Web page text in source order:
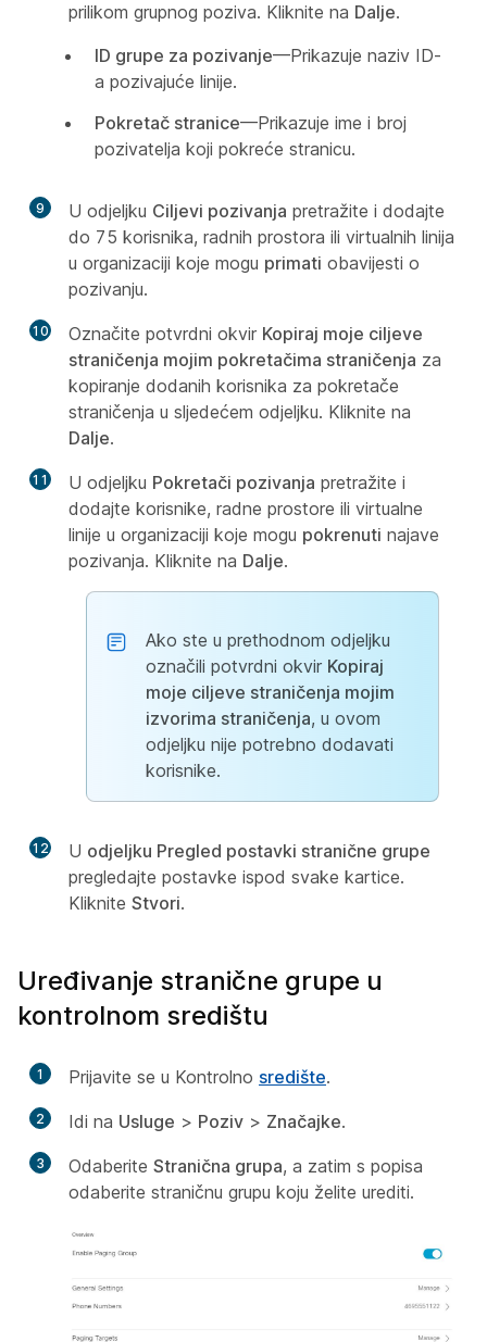
prilikom grupnog poziva. Kliknite na Dalje.
ID grupe za pozivanje—Prikazuje naziv ID-
a pozivajuće linije.
Pokretač stranice—Prikazuje ime i broj
pozivatelja koji pokreće stranicu.
9 U odjeljku Ciljevi pozivanja pretražite i dodajte
do 75 korisnika, radnih prostora ili virtualnih linija
u organizaciji koje mogu primati obavijesti o
pozivanju.
10 Označite potvrdni okvir Kopiraj moje ciljeve
straničenja mojim pokretačima straničenja za
kopiranje dodanih korisnika za pokretače
straničenja u sljedećem odjeljku. Kliknite na
Dalje.
11 U odjeljku Pokretači pozivanja pretražite i
dodajte korisnike, radne prostore ili virtualne
linije u organizaciji koje mogu pokrenuti najave
pozivanja. Kliknite na Dalje.
Ako ste u prethodnom odjeljku
označili potvrdni okvir Kopiraj
moje ciljeve straničenja mojim
izvorima straničenja, u ovom
odjeljku nije potrebno dodavati
korisnike.
12 U odjeljku Pregled postavki stranične grupe
pregledajte postavke ispod svake kartice.
Kliknite Stvori.
Uređivanje stranične grupe u
kontrolnom središtu
1 Prijavite se u Kontrolno središte.
2 Idi na Usluge > Poziv > Značajke.
3 Odaberite Stranična grupa, a zatim s popisa
odaberite straničnu grupu koju želite urediti.